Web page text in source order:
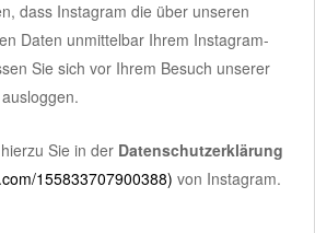
dass Instagram die über unseren
Daten unmittelbar Ihrem Instagram-
Sie sich vor Ihrem Besuch unserer
Sie in der Datenschutzerklärung
155833707900388) von Instagram.